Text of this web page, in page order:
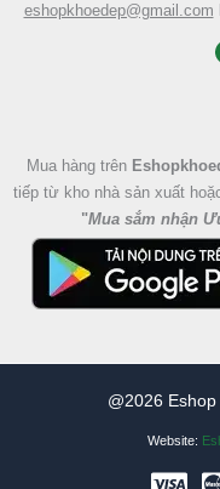
eshopkhoedep@gmail.com
Mua hàng trên
tiếp từ kho nhà sản xuất
"Mua sắm nhận
@2026
Website: